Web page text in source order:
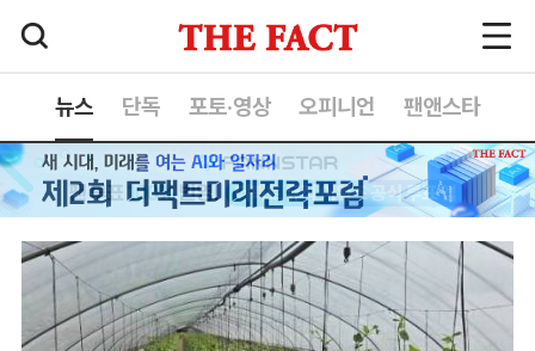
뉴스 단독 포토·영상 오피니언 팬앤스타